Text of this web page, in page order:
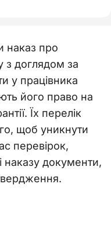
наказ про
з доглядом за
у працівника
його право на
Їх перелік
щоб уникнути
перевірок,
наказу документи,